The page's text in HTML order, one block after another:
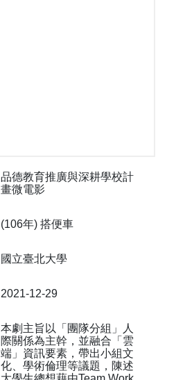
品德教育推廣與深耕學校計
畫微電影
(106年) 搭便車
國立臺北大學
2021-12-29
本劇主旨以「團隊分組」人
際關係為主幹，並融合「雲
端」資訊要素，帶出小組文
化、學術倫理等議題，陳述